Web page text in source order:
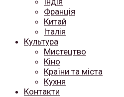
Франція
Китай
Італія
Культура
Мистецтво
Кіно
Країни та міста
Кухня
Контакти